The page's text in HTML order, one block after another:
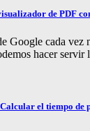
de PDF
Google cada vez
hacer servir
el tiempo de